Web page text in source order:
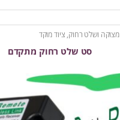
מצוקה ושלט רחוק, ציוד מוקד
סט שלט רחוק מתקדם